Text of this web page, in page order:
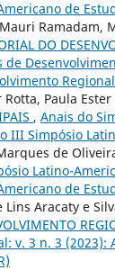
de
Ramadam,
DO
de
Regional
Rotta, Paula
, Anais do
III Simpósio
de
Latino-
de
Lins Aracaty e
v. 3 n. 3